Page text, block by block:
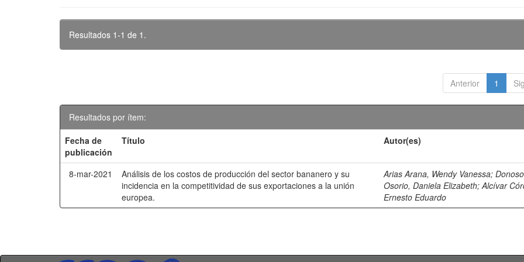
Resultados 1-1 de 1.
Anterior 1
Resultados por ítem:
Fecha de
publicación
Título Autor(es)
8-mar-2021
Análisis de los costos de producción del sector bananero y su
incidencia en la competitividad de sus exportaciones a la unión
europea.
Arias Arana, Wendy Vanessa;Donoso
Osorio, Daniela Elizabeth;Alcívar
Ernesto Eduardo